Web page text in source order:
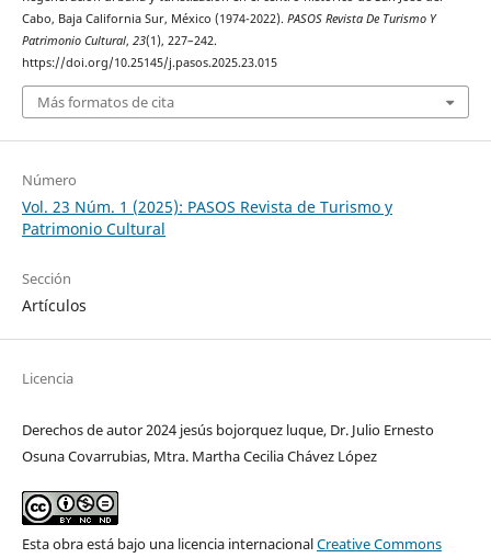
Cabo, Baja California Sur, México (1974-2022). PASOS Revista De Turismo Y
Patrimonio Cultural, 23(1), 227–242.
https://doi.org/10.25145/j.pasos.2025.23.015
Más formatos de cita
Número
Vol. 23 Núm. 1 (2025): PASOS Revista de Turismo y
Patrimonio Cultural
Sección
Artículos
Licencia
Derechos de autor 2024 jesús bojorquez luque, Dr. Julio Ernesto
Osuna Covarrubias, Mtra. Martha Cecilia Chávez López
Esta obra está bajo una licencia internacionalCreative Commons